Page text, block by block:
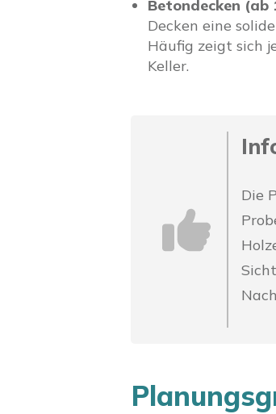
Betondecken (ab
Decken eine
Häufig zeigt sich
Keller.
Die